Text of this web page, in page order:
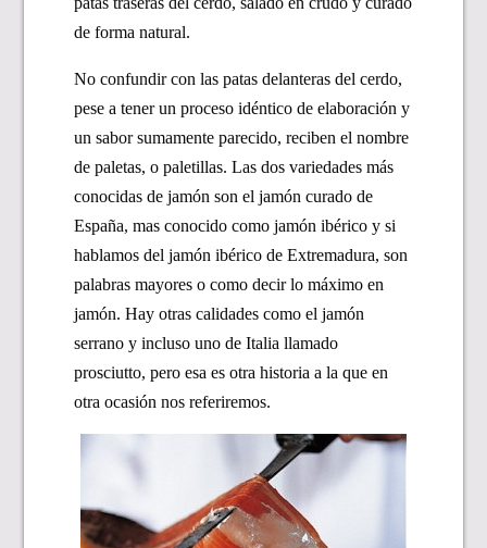
de forma natural.
No confundir con las patas delanteras del cerdo,
pese a tener un proceso idéntico de elaboración y
un sabor sumamente parecido, reciben el nombre
de paletas, o paletillas. Las dos variedades más
conocidas de jamón son el jamón curado de
España, mas conocido como jamón ibérico y si
hablamos del jamón ibérico de Extremadura, son
palabras mayores o como decir lo máximo en
jamón. Hay otras calidades como el jamón
serrano y incluso uno de Italia llamado
prosciutto, pero esa es otra historia a la que en
otra ocasión nos referiremos.